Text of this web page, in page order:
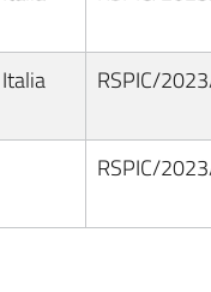
RSPIC/
RSPIC/